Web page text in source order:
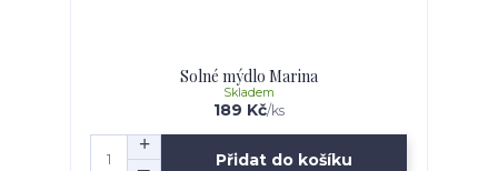
Solné mýdlo Marina
189 Kč/ks
Skladem
Přidat do košíku